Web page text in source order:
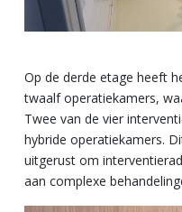
Op de derde etage heeft
twaalf operatiekamers,
Twee van de vier
hybride operatiekamers.
uitgerust om
aan complexe